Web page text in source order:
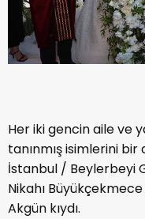
Her iki gencin aile ve
tanınmış isimlerini
İstanbul / Beylerbeyi
Nikahı
Akgün kıydı.